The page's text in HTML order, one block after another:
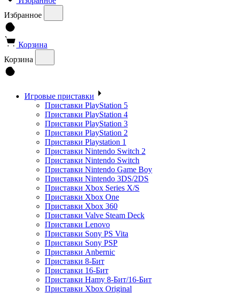
Избранное
Корзина
Корзина
Игровые приставки
Приставки PlayStation 5
Приставки PlayStation 4
Приставки PlayStation 3
Приставки PlayStation 2
Приставки Playstation 1
Приставки Nintendo Switch 2
Приставки Nintendo Switch
Приставки Nintendo Game Boy
Приставки Nintendo 3DS/2DS
Приставки Xbox Series X/S
Приставки Xbox One
Приставки Xbox 360
Приставки Valve Steam Deck
Приставки Lenovo
Приставки Sony PS Vita
Приставки Sony PSP
Приставки Anbernic
Приставки 8-Бит
Приставки 16-Бит
Приставки Hamy 8-Бит/16-Бит
Приставки Xbox Original